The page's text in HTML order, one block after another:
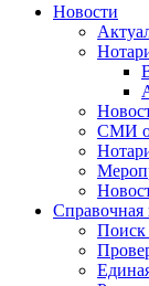
Новости
СМИ о
Поиск